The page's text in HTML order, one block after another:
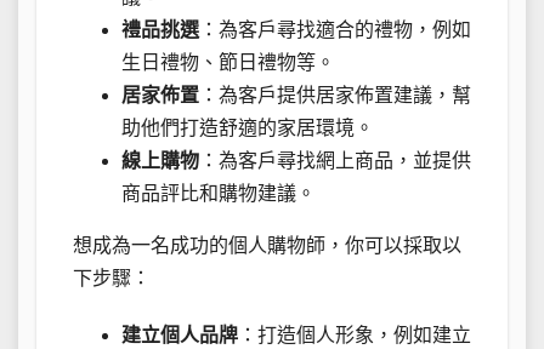
禮品挑選 ：為客戶尋找適合的禮物，例如
生日禮物、節日禮物等。
居家佈置 ：為客戶提供居家佈置建議，幫
助他們打造舒適的家居環境。
線上購物 ：為客戶尋找網上商品，並提供
商品評比和購物建議。
想成為一名成功的個人購物師，你可以採取以
下步驟：
建立個人品牌 ：打造個人形象，例如建立